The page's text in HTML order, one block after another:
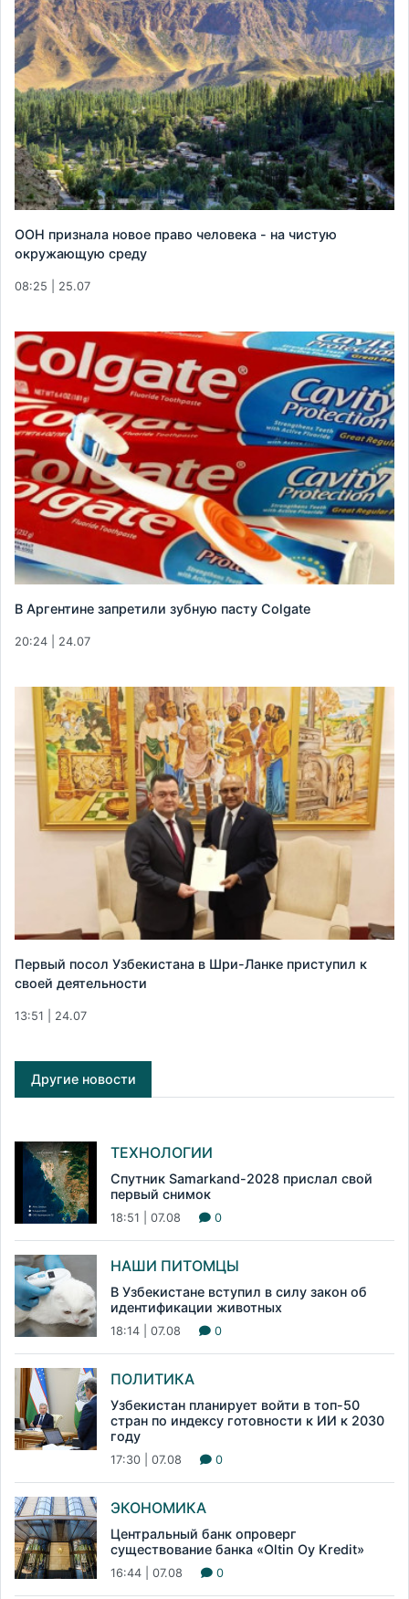
ООН признала новое право человека - на чистую
окружающую среду
08:25 | 25.07
В Аргентине запретили зубную пасту Colgate
20:24 | 24.07
Первый посол Узбекистана в Шри-Ланке приступил к
своей деятельности
13:51 | 24.07
Другие новости
ТЕХНОЛОГИИ
Спутник Samarkand-2028 прислал свой
первый снимок
18:51 | 07.08 0
НАШИ ПИТОМЦЫ
В Узбекистане вступил в силу закон об
идентификации животных
18:14 | 07.08 0
ПОЛИТИКА
Узбекистан планирует войти в топ-50
стран по индексу готовности к ИИ к 2030
году
17:30 | 07.08 0
ЭКОНОМИКА
Центральный банк опроверг
существование банка «Oltin Oy Kredit»
16:44 | 07.08 0